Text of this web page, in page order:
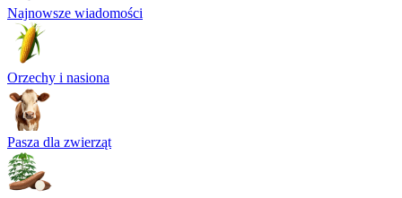
Najnowsze wiadomości
Orzechy i nasiona
Pasza dla zwierząt